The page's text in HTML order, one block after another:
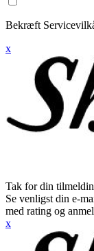
Bekræft
x
Tak for din
Se venligst din e-
med rating og
x